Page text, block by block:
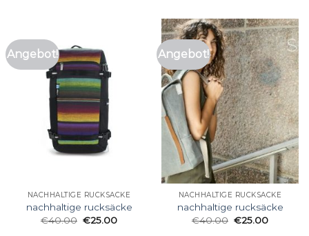
Angebot!
NACHHALTIGE RUCKSÄCKE
nachhaltige rucksäcke
€40.00 €25.00
Angebot!
NACHHALTIGE RUCKSÄCKE
nachhaltige rucksäcke
€40.00 €25.00